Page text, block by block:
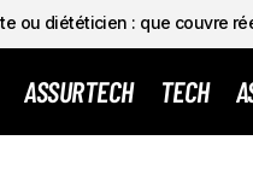
ou diététicien : que couvre
ASSURTECH TECH